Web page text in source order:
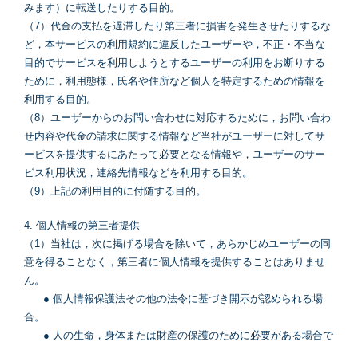
みます）に転送したりする目的。
（7）代金の支払を遅滞したり第三者に損害を発生させたりするな
ど，本サービスの利用規約に違反したユーザーや，不正・不当な
目的でサービスを利用しようとするユーザーの利用をお断りする
ために，利用態様，氏名や住所など個人を特定するための情報を
利用する目的。
（8）ユーザーからのお問い合わせに対応するために，お問い合わ
せ内容や代金の請求に関する情報など当社がユーザーに対してサ
ービスを提供するにあたって必要となる情報や，ユーザーのサー
ビス利用状況，連絡先情報などを利用する目的。
（9）上記の利用目的に付随する目的。
4. 個人情報の第三者提供
（1）当社は，次に掲げる場合を除いて，あらかじめユーザーの同
意を得ることなく，第三者に個人情報を提供することはありませ
ん。
● 個人情報保護法その他の法令に基づき開示が認められる場
合。
● 人の生命，身体または財産の保護のために必要がある場合で